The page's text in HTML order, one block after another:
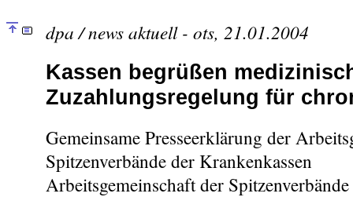
dpa / news aktuell - ots, 21.01.2004
Kassen begrüßen
Zuzahlungsregelung für
Gemeinsame Presseerklärung der
Spitzenverbände der Krankenkassen
Arbeitsgemeinschaft der